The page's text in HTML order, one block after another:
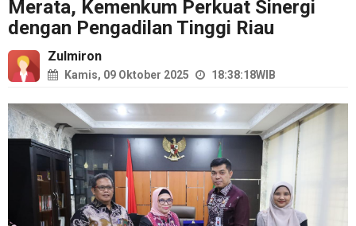
Merata, Kemenkum Perkuat Sinergi
dengan Pengadilan Tinggi Riau
Zulmiron
Kamis, 09 Oktober 2025 18:38:18WIB